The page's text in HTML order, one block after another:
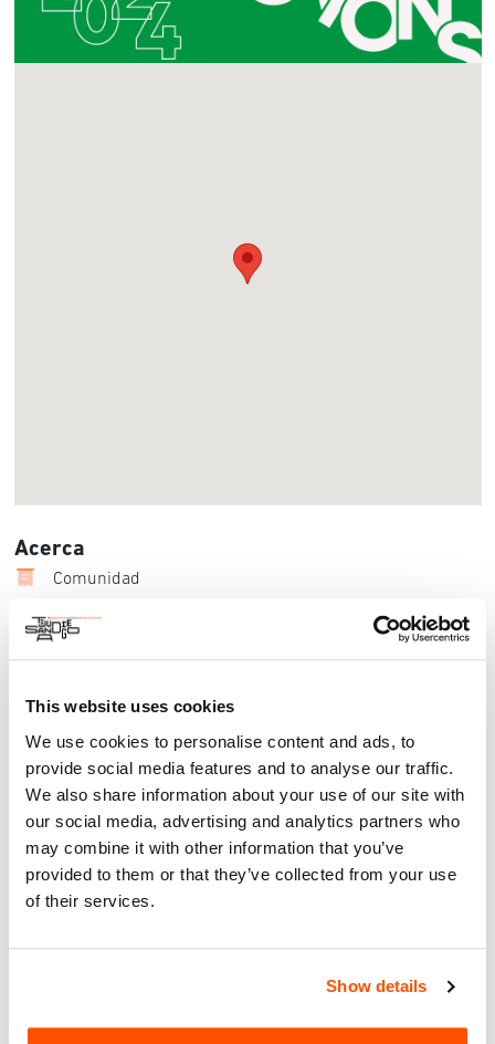
This website uses cookies
We use cookies to personalise content and ads, to
provide social media features and to analyse our traffic.
We also share information about your use of our site with
our social media, advertising and analytics partners who
may combine it with other information that you’ve
provided to them or that they’ve collected from your use
of their services.
Show details
San Diego, CA 92101, United States
Acerca
Comunidad
California Lawyers for the Arts se complace en presentar su
sexto simposio binacional anual, INTERSECTIONS: Arte y
Derecho en la Frontera. Con un enfoque particular en el
este 2024 fue nombrada la Capital Mundial del Diseño, el
simposio de este año profundizará la interacción dinámica
entre el arte, derecho y diseño de la zona fronteriza.
A través de una serie de paneles, el simposio resaltará los
esfuerzos de diseñadores, arquitectos, artistas y líderes
comunitarios que trabajan para unir dos ciudades divididas
por un muro fronterizo. Los ponentes mostrarán proyectos
urbanos y comunitarios que abordan retos humanitarios,
transfronterizas y adaptaciones artísticas que remodelan el